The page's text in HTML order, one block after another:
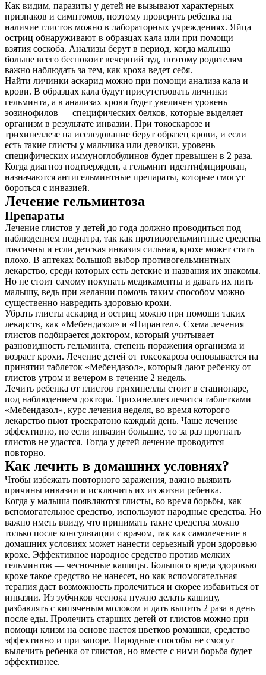
Как видим, паразиты у детей не вызывают характерных
признаков и симптомов, поэтому проверить ребенка на
наличие глистов можно в лабораторных учреждениях. Яйца
остриц обнаруживают в образцах кала или при помощи
взятия соскоба. Анализы берут в период, когда малыша
больше всего беспокоит вечерний зуд, поэтому родителям
важно наблюдать за тем, как кроха ведет себя.
Найти личинки аскарид можно при помощи анализа кала и
крови. В образцах кала будут присутствовать личинки
гельминта, а в анализах крови будет увеличен уровень
эозинофилов — специфических белков, которые выделяет
организм в результате инвазии. При токоскарозе и
трихинеллезе на исследование берут образец крови, и если
есть такие глисты у мальчика или девочки, уровень
специфических иммуноглобулинов будет превышен в 2 раза.
Когда диагноз подтвержден, а гельминт идентифицирован,
назначаются антигельминтные препараты, которые смогут
бороться с инвазией.
Лечение гельминтоза
Препараты
Лечение глистов у детей до года должно проводиться под
наблюдением педиатра, так как противогельминтные средства
токсичны и если детская инвазия сильная, крохе может стать
плохо. В аптеках большой выбор противогельминтных
лекарство, среди которых есть детские и названия их знакомы.
Но не стоит самому покупать медикаменты и давать их пить
малышу, ведь при желании помочь таким способом можно
существенно навредить здоровью крохи.
Убрать глисты аскарид и остриц можно при помощи таких
лекарств, как «Мебендазол» и «Пирантел». Схема лечения
глистов подбирается доктором, который учитывает
разновидность гельминта, степень поражения организма и
возраст крохи. Лечение детей от токсокароза основывается на
принятии таблеток «Мебендазол», который дают ребенку от
глистов утром и вечером в течение 2 недель.
Лечить ребенка от глистов трихинеллы стоит в стационаре,
под наблюдением доктора. Трихинеллез лечится таблетками
«Мебендазол», курс лечения неделя, во время которого
лекарство пьют троекратоно каждый день. Чаще лечение
эффективно, но если инвазии большие, то за раз прогнать
глистов не удастся. Тогда у детей лечение проводится
повторно.
Как лечить в домашних условиях?
Чтобы избежать повторного заражения, важно выявить
причины инвазии и исключить их из жизни ребенка.
Когда у малыша появляются глисты, во время борьбы, как
вспомогательное средство, используют народные средства. Но
важно иметь ввиду, что принимать такие средства можно
только после консультации с врачом, так как самолечение в
домашних условиях может нанести серьезный урон здоровью
крохе. Эффективное народное средство против мелких
гельминтов — чесночные кашицы. Большого вреда здоровью
крохе такое средство не нанесет, но как вспомогательная
терапия даст возможность пролечиться и скорее избавиться от
инвазии. Из зубчиков чеснока нужно делать кашицу,
разбавлять с кипяченым молоком и дать выпить 2 раза в день
после еды. Пролечить старших детей от глистов можно при
помощи клизм на основе настоя цветков ромашки, средство
эффективно и при запоре. Народные способы не смогут
вылечить ребенка от глистов, но вместе с ними борьба будет
эффективнее.